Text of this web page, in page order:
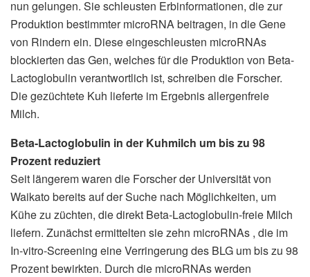
nun gelungen. Sie schleusten Erbinformationen, die zur
Produktion bestimmter microRNA beitragen, in die Gene
von Rindern ein. Diese eingeschleusten microRNAs
blockierten das Gen, welches für die Produktion von Beta-
Lactoglobulin verantwortlich ist, schreiben die Forscher.
Die gezüchtete Kuh lieferte im Ergebnis allergenfreie
Milch.
Beta-Lactoglobulin in der Kuhmilch um bis zu 98
Prozent reduziert
Seit längerem waren die Forscher der Universität von
Waikato bereits auf der Suche nach Möglichkeiten, um
Kühe zu züchten, die direkt Beta-Lactoglobulin-freie Milch
liefern. Zunächst ermittelten sie zehn microRNAs , die im
In-vitro-Screening eine Verringerung des BLG um bis zu 98
Prozent bewirkten. Durch die microRNAs werden